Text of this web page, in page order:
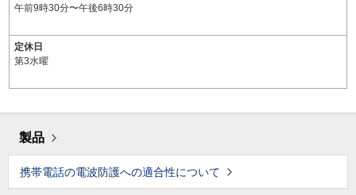
午前9時30分〜午後6時30分
定休日
第3水曜
製品
携帯電話の電波防護への適合性について